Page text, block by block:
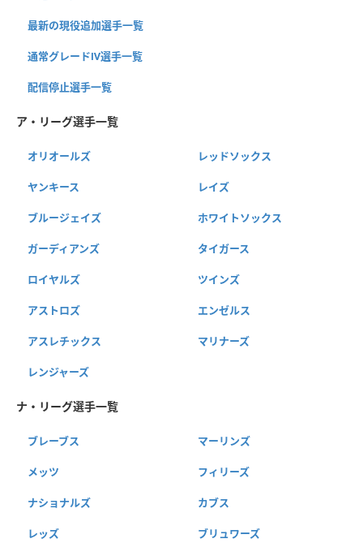
最新の現役追加選手一覧
通常グレードⅣ選手一覧
配信停止選手一覧
ア・リーグ選手一覧
オリオールズ レッドソックス
ヤンキース レイズ
ブルージェイズ ホワイトソックス
ガーディアンズ タイガース
ロイヤルズ ツインズ
アストロズ エンゼルス
アスレチックス マリナーズ
レンジャーズ
ナ・リーグ選手一覧
ブレーブス マーリンズ
メッツ フィリーズ
ナショナルズ カブス
レッズ ブリュワーズ